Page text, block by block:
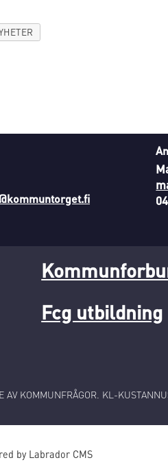
Fcg utbildning
KOMMUNFRÅGOR. KL-
by Labrador CMS